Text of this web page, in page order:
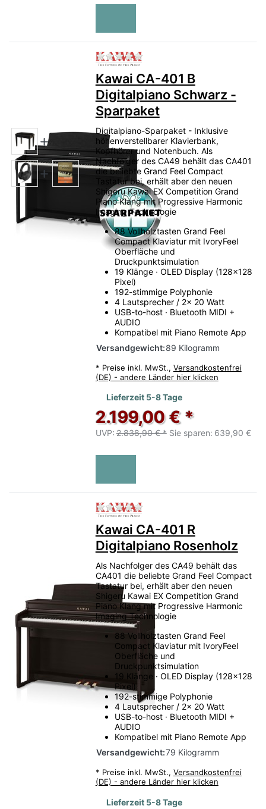
erleben Sie direkt, welche Tastatur, welcher
Klangcharakter und welches Konzept am
besten zu Ihnen passt.
Kawai CN
Kawai NOVUS
Yamaha Vergleich
Roland Vergleich
Holztastatur
Spielgefühl und Mechanik direkt testen.
Flügelklang und Lautsprecher real erleben.
NOVUS Modelle im Premiumbereich vergleichen.
Kawai Digitalpianos vor Ort vergleichen
Beratung anfragen
Zu diesem Produkt liegen
Kawai CA-401 B
Digitalpiano Schwarz -
Sparpaket
Digitalpiano-Sparpaket - Inklusive
höhenverstellbarer Klavierbank,
Kopfhörer und Notenbuch. Als
Nachfolger des CA49 behält das CA401
die beliebte Grand Feel Compact
Tastatur bei, erhält aber den neuen
Shigeru Kawai EX Competition Grand
Piano Klang mit Progressive Harmonic
Imaging Technologie
88 Vollholztasten Grand Feel
Compact Klaviatur mit IvoryFeel
Oberfläche und
Druckpunktsimulation
19 Klänge · OLED Display (128x128
Pixel)
192-stimmige Polyphonie
4 Lautsprecher / 2x 20 Watt
USB-to-host · Bluetooth MIDI +
AUDIO
Kompatibel mit Piano Remote App
Versandgewicht:89 Kilogramm
* Preise inkl. MwSt., Versandkostenfrei
(DE) - andere Länder hier klicken
Lieferzeit 5-8 Tage
2.199,00 € *
UVP: 2.838,90 € * Sie sparen: 639,90 €
Zu diesem Produkt liegen
Kawai CA-401 R
Digitalpiano Rosenholz
Als Nachfolger des CA49 behält das
CA401 die beliebte Grand Feel Compact
Tastatur bei, erhält aber den neuen
Shigeru Kawai EX Competition Grand
Piano Klang mit Progressive Harmonic
Imaging Technologie
88 Vollholztasten Grand Feel
Compact Klaviatur mit IvoryFeel
Oberfläche und
Druckpunktsimulation
19 Klänge · OLED Display (128x128
Pixel)
192-stimmige Polyphonie
4 Lautsprecher / 2x 20 Watt
USB-to-host · Bluetooth MIDI +
AUDIO
Kompatibel mit Piano Remote App
Versandgewicht:79 Kilogramm
* Preise inkl. MwSt., Versandkostenfrei
(DE) - andere Länder hier klicken
Lieferzeit 5-8 Tage